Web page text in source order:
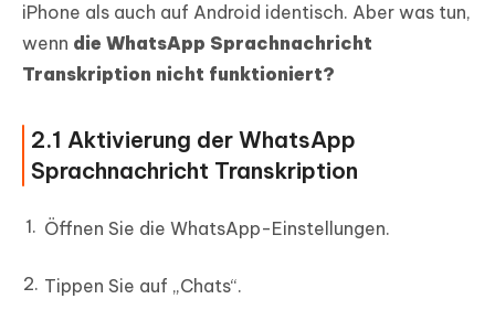
iPhone als auch auf Android identisch. Aber was tun,
wenn die WhatsApp Sprachnachricht
Transkription nicht funktioniert?
2.1 Aktivierung der WhatsApp
Sprachnachricht Transkription
Öffnen Sie die WhatsApp-Einstellungen.
Tippen Sie auf „Chats“.